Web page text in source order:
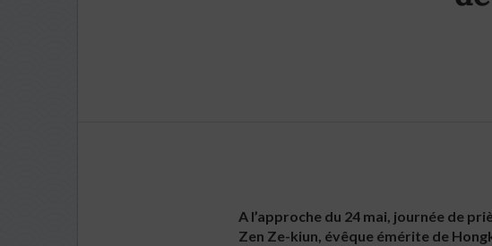
A l’approche du 24 mai, journée de
Zen Ze-kiun, évêque émérite de